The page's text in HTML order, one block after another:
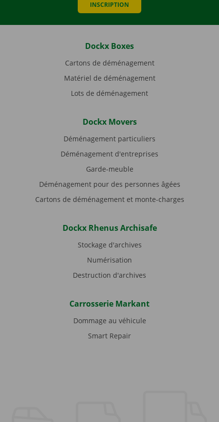
INSCRIPTION
Dockx Boxes
Cartons de déménagement
Matériel de déménagement
Lots de déménagement
Dockx Movers
Déménagement particuliers
Déménagement d'entreprises
Garde-meuble
Déménagement pour des personnes âgées
Cartons de déménagement et monte-charges
Dockx Rhenus Archisafe
Stockage d'archives
Numérisation
Destruction d'archives
Carrosserie Markant
Dommage au véhicule
Smart Repair